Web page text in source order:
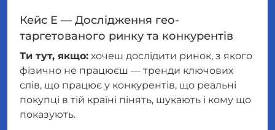
Кейс E — Дослідження гео-
таргетованого ринку та конкурентів
Ти тут, якщо: хочеш дослідити ринок, з якого
фізично не працюєш — тренди ключових
слів, що працює у конкурентів, що реальні
покупці в тій країні пінять, шукають і кому що
показують.